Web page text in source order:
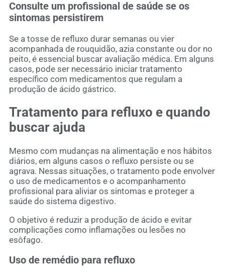
Consulte um profissional de saúde se os
sintomas persistirem
Se a tosse de refluxo durar semanas ou vier
acompanhada de rouquidão, azia constante ou dor no
peito, é essencial buscar avaliação médica. Em alguns
casos, pode ser necessário iniciar tratamento
específico com medicamentos que regulam a
produção de ácido gástrico.
Tratamento para refluxo e quando
buscar ajuda
Mesmo com mudanças na alimentação e nos hábitos
diários, em alguns casos o refluxo persiste ou se
agrava. Nessas situações, o tratamento pode envolver
o uso de medicamentos e o acompanhamento
profissional para aliviar os sintomas e proteger a
saúde do sistema digestivo.
O objetivo é reduzir a produção de ácido e evitar
complicações como inflamações ou lesões no
esôfago.
Uso de remédio para refluxo